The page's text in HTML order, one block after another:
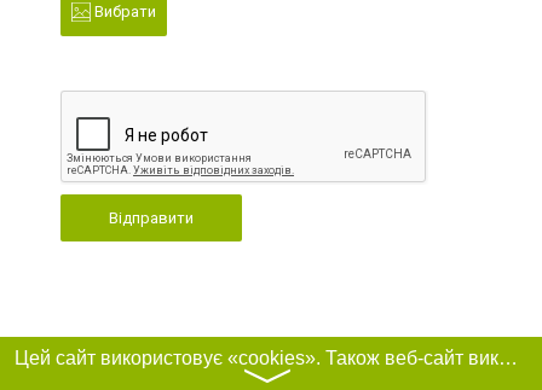
Вибрати
Відправити
Цей сайт використовує «cookies». Також веб-сайт використовує інтернет-сервіс для збору технічних даних стосовно відвідувачів з метою отримання маркетингової та статистичної інформації. Умови обробки даних відвідувачів сайту див.
〉